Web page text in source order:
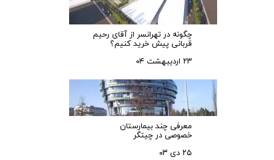
چگونه در تهرانسر از آقای رحیم
قربانی پیش خرید کنیم؟
۲۳ اردیبهشت ۰۴
معرفی چند بیمارستان
خصوصی در چیتگر
۲۵ دی ۰۳